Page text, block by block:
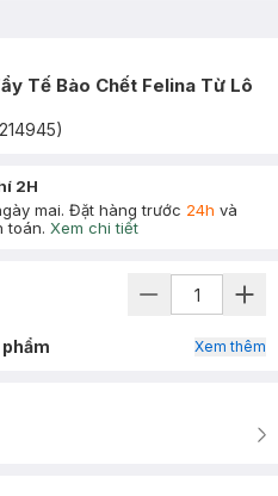
Tế Bào Chết Felina Từ Lô
)
2H
mai. Đặt hàng trước 24h và
toán. Xem chi tiết
Xem thêm